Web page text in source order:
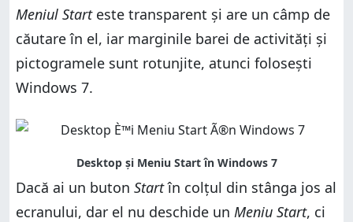
Meniul Starteste transparent și are un câmp de
căutare în el, iar marginile barei de activități și
pictogramele sunt rotunjite, atunci folosești
Windows 7.
Dacă ai un buton Startîn colțul din stânga jos al
ecranului, dar el nu deschide un Meniu Start, ci